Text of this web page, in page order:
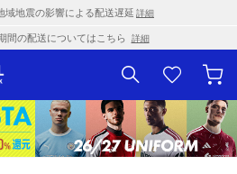
域地震の影響による配送遅延 詳細
間の配送についてはこちら 詳細